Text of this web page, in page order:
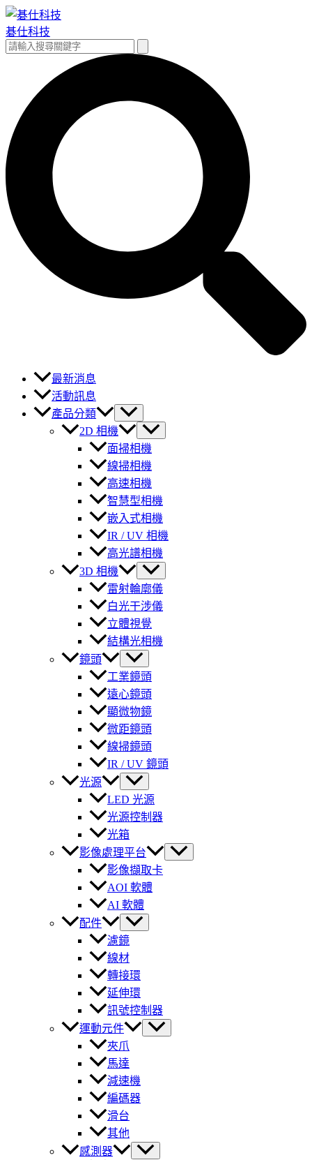
跳
至
主
碁仕科技
搜
最新消息
活動訊息
產品分類
2D 相機
面掃相機
線掃相機
高速相機
智慧型相機
嵌入式相機
IR / UV 相機
高光譜相機
3D 相機
雷射輪廓儀
白光干涉儀
立體視覺
結構光相機
鏡頭
工業鏡頭
遠心鏡頭
顯微物鏡
微距鏡頭
線掃鏡頭
IR / UV 鏡頭
光源
LED 光源
光源控制器
光箱
影像處理平台
影像擷取卡
AOI 軟體
AI 軟體
配件
濾鏡
線材
轉接環
延伸環
訊號控制器
運動元件
夾爪
馬達
減速機
編碼器
滑台
其他
感測器